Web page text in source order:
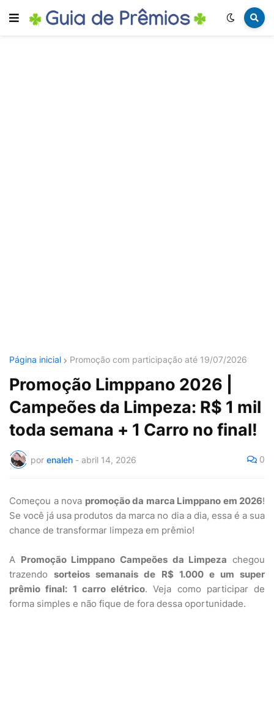
Página inicial Promoção com participação até 19/07/2026
Promoção Limppano 2026 |
Campeões da Limpeza: R$ 1 mil
toda semana + 1 Carro no final!
por enaleh - abril 14, 2026 0
Começou a nova promoção da marca Limppano em 2026!
Se você já usa produtos da marca no dia a dia, essa é a sua
chance de transformar limpeza em prêmio!
A Promoção Limppano Campeões da Limpeza chegou
trazendosorteios semanais de R$ 1.000 e um super
prêmio final: 1 carro elétrico. Veja como participar de
forma simples e não fique de fora dessa oportunidade.